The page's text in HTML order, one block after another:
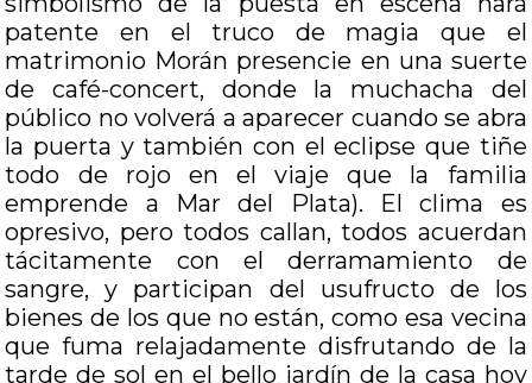
patente en el truco de magia que el
matrimonio Morán presencie en una suerte
de café-concert, donde la muchacha del
público no volverá a aparecer cuando se abra
la puerta y también con el eclipse que tiñe
todo de rojo en el viaje que la familia
emprende a Mar del Plata). El clima es
opresivo, pero todos callan, todos acuerdan
tácitamente con el derramamiento de
sangre, y participan del usufructo de los
bienes de los que no están, como esa vecina
que fuma relajadamente disfrutando de la
tarde de sol en el bello jardín de la casa hoy